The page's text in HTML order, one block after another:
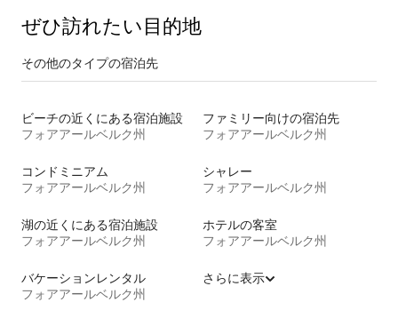
ぜひ訪⁠れ⁠た⁠い目⁠的⁠地
その他のタ⁠イ⁠プ⁠の宿⁠泊⁠先
ビーチの近くにある宿泊施設
フォアアールベルク州
ファミリー向けの宿泊先
フォアアールベルク州
コンドミニアム
フォアアールベルク州
シャレー
フォアアールベルク州
湖の近くにある宿泊施設
フォアアールベルク州
ホテルの客室
フォアアールベルク州
バケーションレンタル
フォアアールベルク州
さらに表示